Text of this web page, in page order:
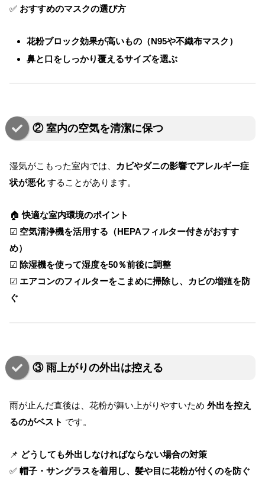
✅ おすすめのマスクの選び方
花粉ブロック効果が高いもの（N95や不織布マスク）
鼻と口をしっかり覆えるサイズを選ぶ
② 室内の空気を清潔に保つ
湿気がこもった室内では、
カビやダニの影響でアレルギー症
状が悪化することがあります。
🏠快適な室内環境のポイント
☑ 空気清浄機を活用する（HEPAフィルター付きがおすす
め）
☑ 除湿機を使って湿度を50％前後に調整
☑ エアコンのフィルターをこまめに掃除し、カビの増殖を防
ぐ
③ 雨上がりの外出は控える
雨が止んだ直後は、花粉が舞い上がりやすいため 外出を控え
るのがベスト です。
📌 どうしても外出しなければならない場合の対策
✅ 帽子・サングラスを着用し、髪や目に花粉が付くのを防ぐ